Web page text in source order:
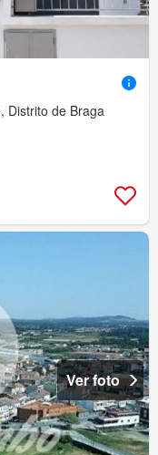
Distrito de Braga
Ver foto